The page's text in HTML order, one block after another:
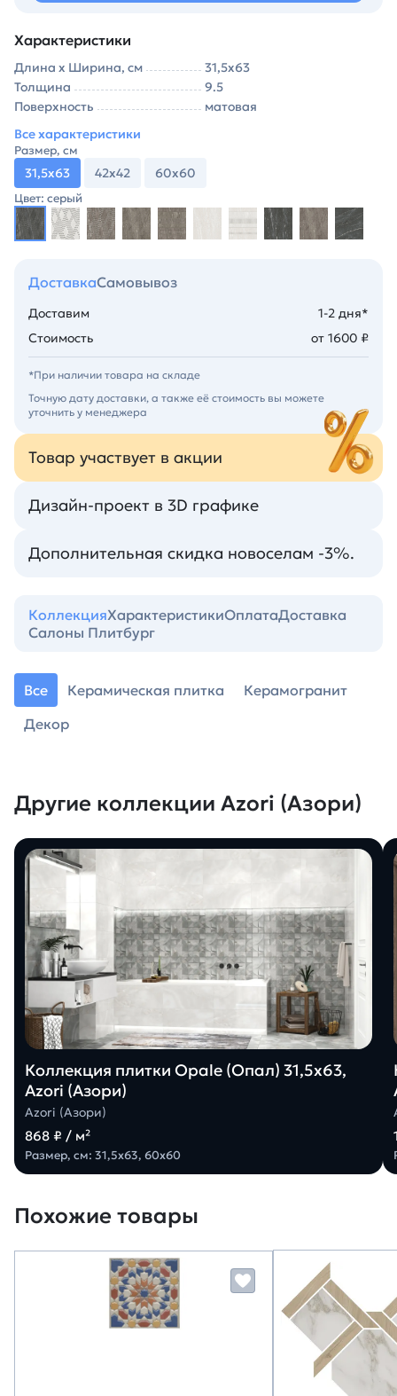
Характеристики
Длина х Ширина, см
31,5х63
Толщина
9.5
Поверхность
матовая
Все характеристики
Размер, см
31,5х63 42х42 60х60
Цвет: серый
ДоставкаСамовывоз
Доставим
1-2 дня*
Стоимость
от 1600 ₽
*При наличии товара на складе
Точную дату доставки, а также её стоимость вы можете
уточнить у менеджера
Товар участвует в акции
Дизайн-проект в 3D графике
Дополнительная скидка новоселам -3%.
КоллекцияХарактеристикиОплатаДоставка
Салоны Плитбург
Все Керамическая плитка
Керамогранит
Декор
Другие коллекции Azori (Азори)
Коллекция плитки Opale (Опал) 31,5х63,
Azori (Азори)
Azori (Азори)
868 ₽ / м²
Размер, см: 31,5х63, 60х60
Похожие товары